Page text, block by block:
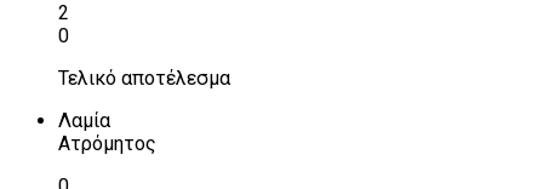
2
0
Τελικό αποτέλεσμα
Λαμία
Ατρόμητος